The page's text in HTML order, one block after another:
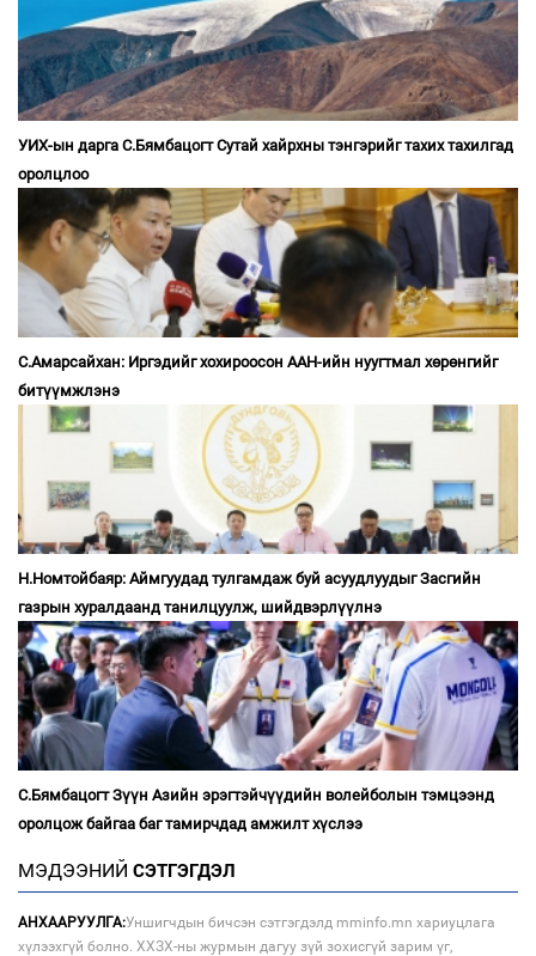
УИХ-ын дарга С.Бямбацогт Сутай хайрхны тэнгэрийг тахих тахилгад
оролцлоо
С.Амарсайхан: Иргэдийг хохироосон ААН-ийн нуугтмал хөрөнгийг
битүүмжлэнэ
Н.Номтойбаяр: Аймгуудад тулгамдаж буй асуудлуудыг Засгийн
газрын хуралдаанд танилцуулж, шийдвэрлүүлнэ
С.Бямбацогт Зүүн Азийн эрэгтэйчүүдийн волейболын тэмцээнд
оролцож байгаа баг тамирчдад амжилт хүслээ
МЭДЭЭНИЙ СЭТГЭГДЭЛ
АНХААРУУЛГА:Уншигчдын бичсэн сэтгэгдэлд mminfo.mn хариуцлага
хүлээхгүй болно. ХХЗХ-ны журмын дагуу зүй зохисгүй зарим үг,